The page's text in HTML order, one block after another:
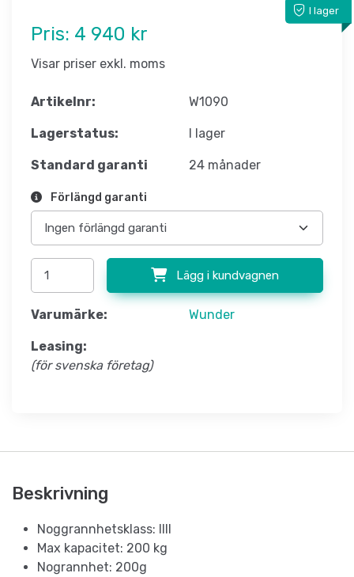
I lager
Pris: 4 940 kr
Visar priser exkl. moms
Artikelnr: W1090
Lagerstatus: I lager
Standard garanti 24 månader
Förlängd garanti
Lägg i kundvagnen
Varumärke: Wunder
Leasing:
(för svenska företag)
Beskrivning
Noggrannhetsklass: IIII
Max kapacitet: 200 kg
Nogrannhet: 200g